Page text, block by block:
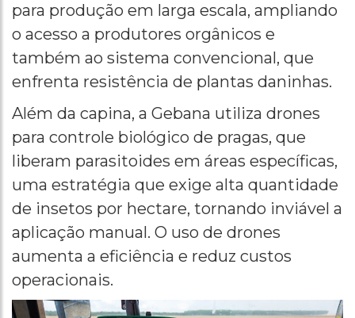
para produção em larga escala, ampliando
o acesso a produtores orgânicos e
também ao sistema convencional, que
enfrenta resistência de plantas daninhas.
Além da capina, a Gebana utiliza drones
para controle biológico de pragas, que
liberam parasitoides em áreas específicas,
uma estratégia que exige alta quantidade
de insetos por hectare, tornando inviável a
aplicação manual. O uso de drones
aumenta a eficiência e reduz custos
operacionais.